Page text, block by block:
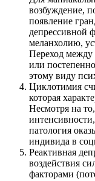
возбуждение,
появление
депрессивной
меланхолию,
Переход между
или
этому виду
Циклотимия
которая
Несмотря на
патология
индивида в
Реактивная
воздействия
факторами